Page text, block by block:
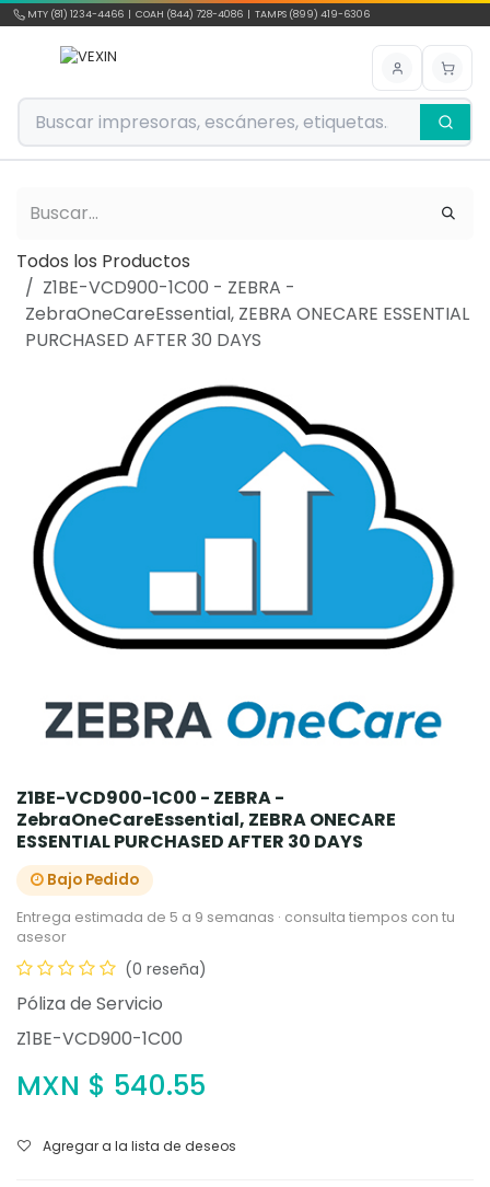
Ir al contenido
MTY (81) 1234-4466 | COAH (844) 728-4086 | TAMPS (899) 419-6306
Todos los Productos
Z1BE-VCD900-1C00 - ZEBRA -
ZebraOneCareEssential, ZEBRA ONECARE ESSENTIAL
PURCHASED AFTER 30 DAYS
Z1BE-VCD900-1C00 - ZEBRA -
ZebraOneCareEssential, ZEBRA ONECARE
ESSENTIAL PURCHASED AFTER 30 DAYS
Bajo Pedido
Entrega estimada de 5 a 9 semanas · consulta tiempos con tu
asesor
(0 reseña)
Póliza de Servicio
Z1BE-VCD900-1C00
MXN $ 540.55
Agregar a la lista de deseos